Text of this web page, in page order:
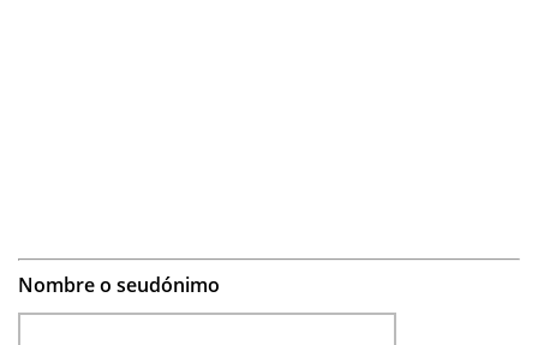
Nombre o seudónimo